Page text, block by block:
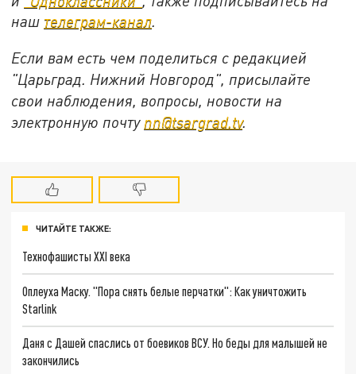
наш телеграм-канал.
Если вам есть чем поделиться с редакцией
"Царьград. Нижний Новгород", присылайте
свои наблюдения, вопросы, новости на
электронную почту nn@tsargrad.tv.
ЧИТАЙТЕ ТАКЖЕ:
Технофашисты XXI века
Оплеуха Маску. "Пора снять белые перчатки": Как уничтожить
Starlink
Даня с Дашей спаслись от боевиков ВСУ. Но беды для малышей не
закончились